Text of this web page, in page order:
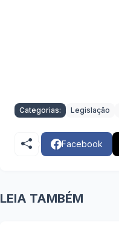
Categorias: Legislação
Facebook
LEIA TAMBÉM